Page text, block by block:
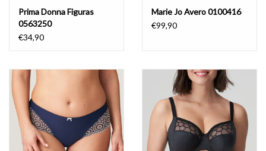
Prima Donna Figuras
0563250
€34,90
Marie Jo Avero 0100416
€99,90